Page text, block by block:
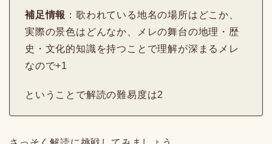
補足情報 ：歌われている地名の場所はどこか、
実際の景色はどんなか、メレの舞台の地理・歴
史・文化的知識を持つことで理解が深まるメレ
なので+1
ということで解読の難易度は2